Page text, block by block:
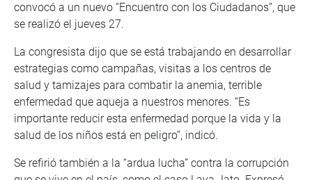
convocó a un nuevo “Encuentro con los Ciudadanos”, que
se realizó el jueves 27.
La congresista dijo que se está trabajando en desarrollar
estrategias como campañas, visitas a los centros de
salud y tamizajes para combatir la anemia, terrible
enfermedad que aqueja a nuestros menores. “Es
importante reducir esta enfermedad porque la vida y la
salud de los niños está en peligro”, indicó.
Se refirió también a la “ardua lucha” contra la corrupción